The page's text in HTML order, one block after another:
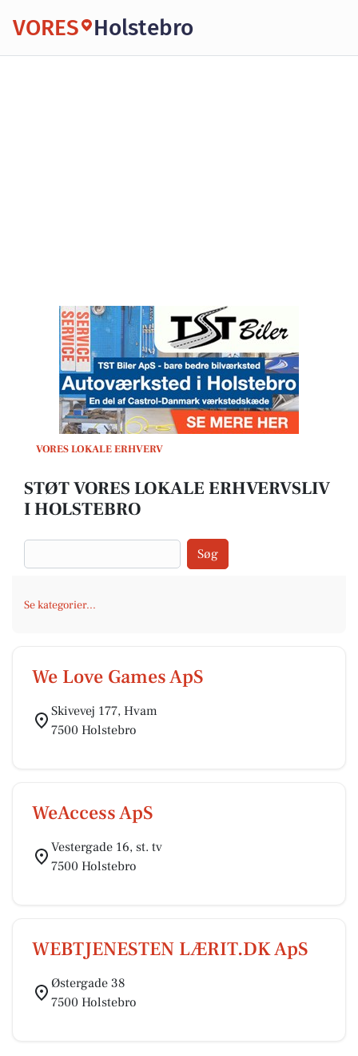
VORES Holstebro
VORES LOKALE ERHVERV
STØT VORES LOKALE ERHVERVSLIV
I HOLSTEBRO
Søg
Se kategorier...
We Love Games ApS
Skivevej 177, Hvam
7500 Holstebro
WeAccess ApS
Vestergade 16, st. tv
7500 Holstebro
WEBTJENESTEN LÆRIT.DK ApS
Østergade 38
7500 Holstebro